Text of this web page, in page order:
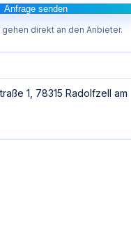
Anfrage senden
gehen direkt an den Anbieter.
1, 78315 Radolfzell am